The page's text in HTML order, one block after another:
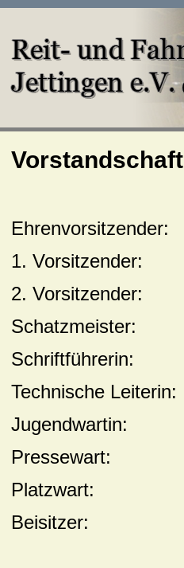
Vorstandschaft
1.
2.
Schatzmeister:
Schriftführerin:
Technische
Jugendwartin:
Pressewart:
Platzwart:
Beisitzer: